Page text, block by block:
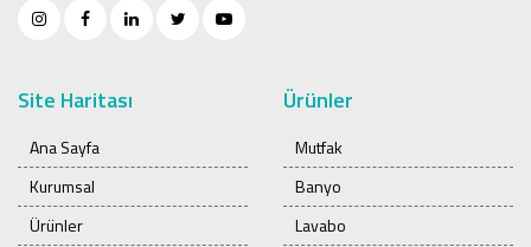
Site Haritası
Ana Sayfa
Kurumsal
Ürünler
Ürünler
Mutfak
Banyo
Lavabo